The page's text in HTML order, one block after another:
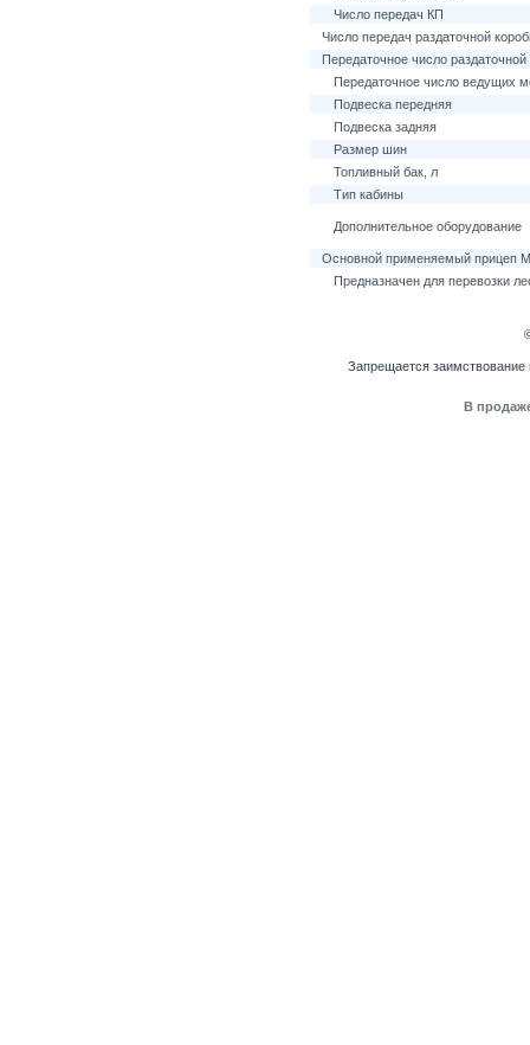
Число передач КП
Число передач раздаточной
Передаточное число раздаточной
Передаточное число ведущих
Подвеска передняя
Подвеска задняя
Размер шин
Топливный бак, л
Тип кабины
Дополнительное оборудование
Основной применяемый прицеп
Предназначен для перевозки
Запрещается заимствование
В